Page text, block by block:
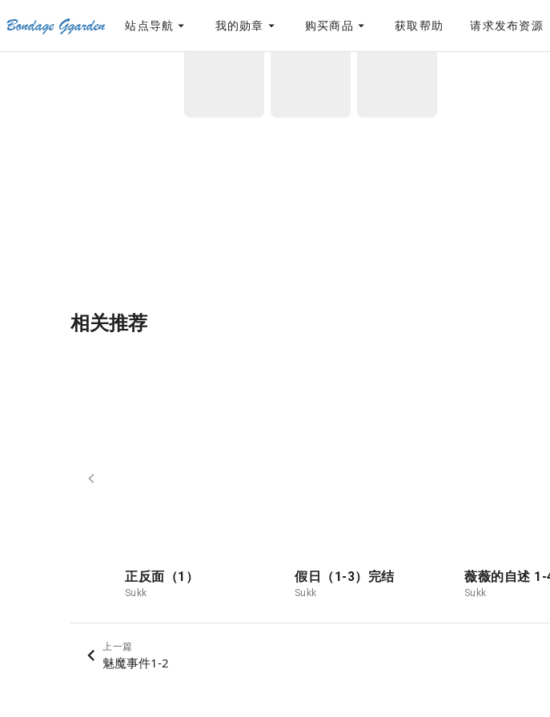
[点击联系客服] 网站永久防走失地址 「sykb.cc」，使用遇到问题请联系客服。
Bondage Ggarden 站点导航 我的勋章 购买商品 获取帮助 请求发布资源
首页 / 荟萃 / 百合自缚行17-20
相关推荐
正反面（1）
Sukk
假日（1-3）完结
Sukk Sukk
上一篇
魅魔事件1-2